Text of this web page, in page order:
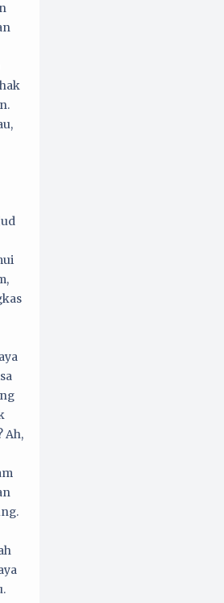
Ah,